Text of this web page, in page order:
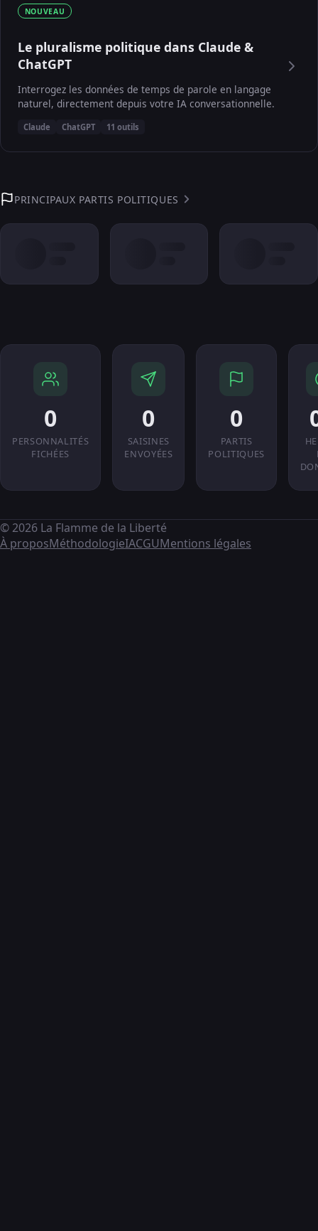
NOUVEAU
Le pluralisme politique dans Claude &
ChatGPT
Interrogez les données de temps de parole en langage
naturel, directement depuis votre IA conversationnelle.
Claude ChatGPT 11 outils
PRINCIPAUX PARTIS POLITIQUES
0
PERSONNALITÉS
FICHÉES
0
SAISINES
ENVOYÉES
0
PARTIS
POLITIQUES
© 2026 La Flamme de la Liberté
À proposMéthodologieIACGUMentions légales